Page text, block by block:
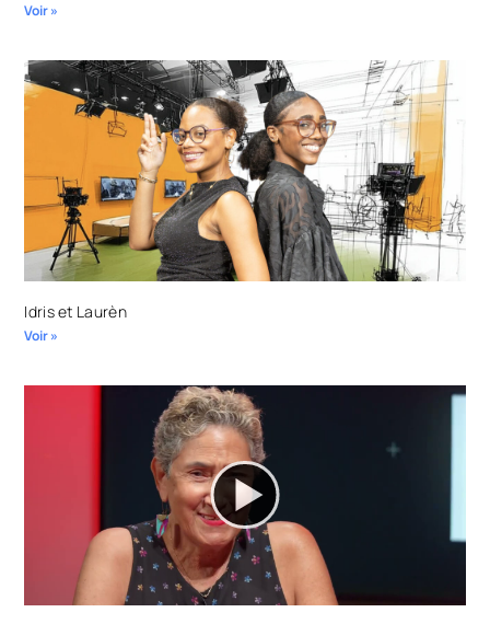
Voir »
Idris et Laurèn
Voir »